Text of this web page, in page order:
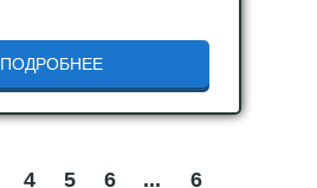
ПОДРОБНЕЕ
4 5 6 6